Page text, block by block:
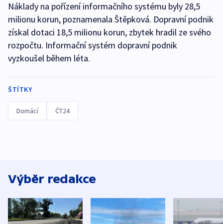
Náklady na pořízení informačního systému byly 28,5
milionu korun, poznamenala Štěpková. Dopravní podnik
získal dotaci 18,5 milionu korun, zbytek hradil ze svého
rozpočtu. Informační systém dopravní podnik
vyzkoušel během léta.
ŠTÍTKY
Domácí ČT24
Výběr redakce